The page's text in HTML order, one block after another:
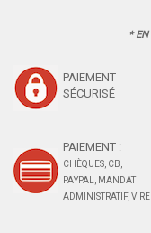
* EN
PAIEMENT
SÉCURISÉ
PAIEMENT :
CHÈQUES, CB,
PAYPAL, MANDAT
ADMINISTRATIF,